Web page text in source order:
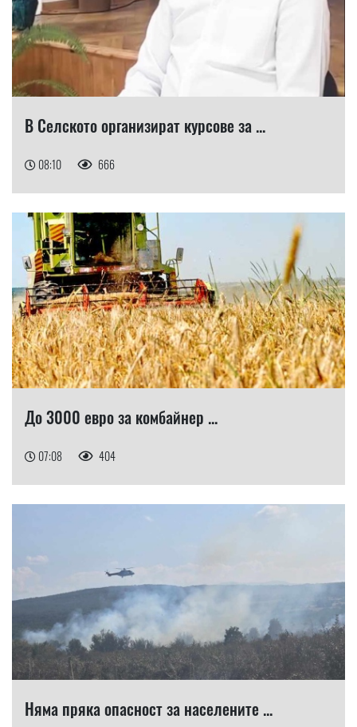
В Селското организират курсове за ...
08:10 666
До 3000 евро за комбайнер ...
07:08 404
Няма пряка опасност за населените ...